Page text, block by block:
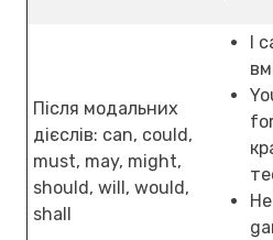
Після модальних
дієслів: can, could,
must, may, might,
should, will, would,
shall
I